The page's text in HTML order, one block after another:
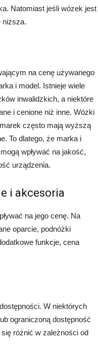
Natomiast jeśli wózek jest
niższa.
na cenę używanego
i model. Istnieje wiele
inwalidzkich, a niektóre
i cenione niż inne. Wózki
często mają wyższą
To dlatego, że marka i
wpływać na jakość,
urządzenia.
i akcesoria
na jego cenę. Na
oparcie, podnóżki
funkcje, cena
W niektórych
ograniczoną dostępność
różnić w zależności od